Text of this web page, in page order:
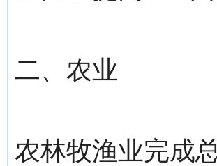
二、农业
农林牧渔业完成